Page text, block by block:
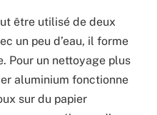
être utilisé de deux
un peu d’eau, il forme
Pour un nettoyage plus
aluminium fonctionne
sur du papier